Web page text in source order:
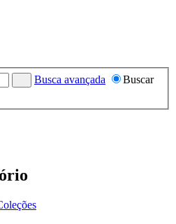
Busca avançada
Buscar